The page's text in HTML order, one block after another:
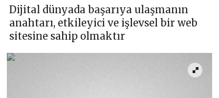
Dijital dünyada başarıya ulaşmanın
anahtarı, etkileyici ve işlevsel bir web
sitesine sahip olmaktır